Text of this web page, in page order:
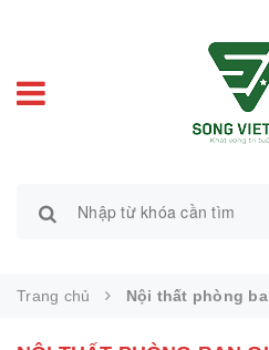
Trang chủ Nội thất phòng